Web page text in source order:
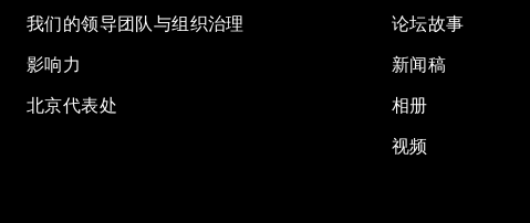
我们的领导团队与组织治理
影响力
北京代表处
论坛故事
新闻稿
相册
视频